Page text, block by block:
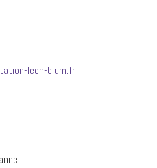
leon-blum.fr